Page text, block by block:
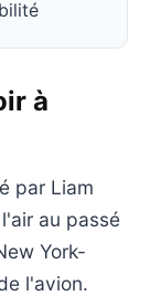
à
par Liam
au passé
York-
l'avion.